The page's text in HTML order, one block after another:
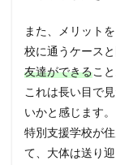
また、メリット
校に通うケース
友達ができること
これは長い目で
いかと感じます。
特別支援学校が
て、大体は送り